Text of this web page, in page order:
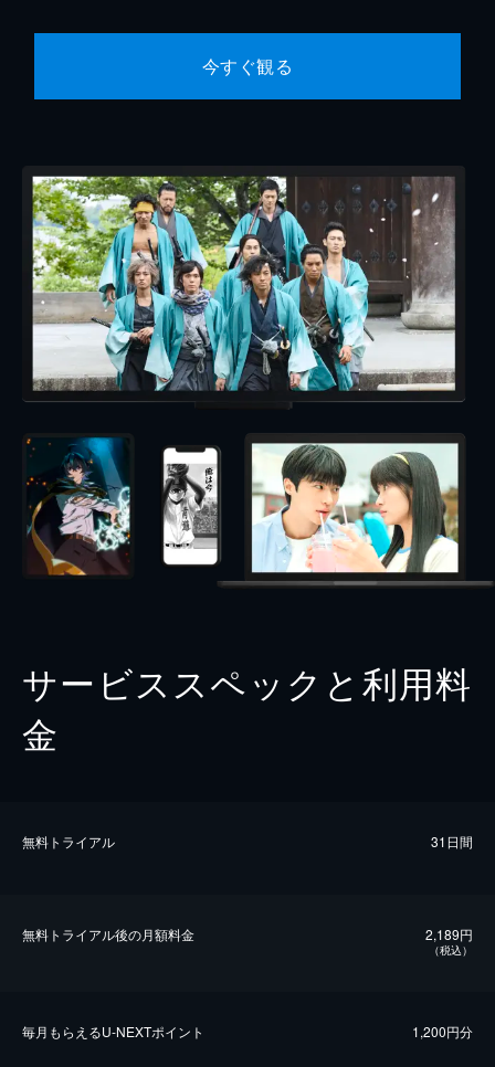
今すぐ観る
サービススペックと利用料
金
無料トライアル 31日間
無料トライアル後の⽉額料金 2,189円
（税込）
毎⽉もらえるU-NEXTポイント 1,200円分